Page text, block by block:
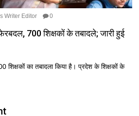
Writer Editor 0
फेरबदल, 700 शिक्षकों के तबादले; जारी हुई
शिक्षकों का तबादला किया है। प्रदेश के शिक्षकों के